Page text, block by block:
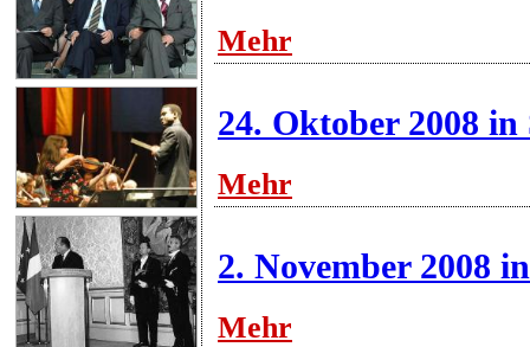
Mehr
24. Oktober 2008
Mehr
2. November 2008
Mehr